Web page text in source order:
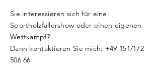
Sie interessieren sich für eine
Sportholzfällershow oder einen eigenen
Wettkampf?
Dann kontaktieren Sie mich: +49 151/172
506 66